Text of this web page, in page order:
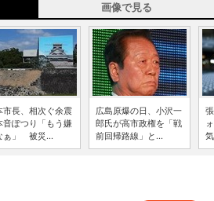
画像で見る
市長、相次ぐ余震
音ぽつり「もう嫌
ぁ」 被災...
広島原爆の日、小沢一
郎氏が高市政権を「戦
前回帰路線」と...